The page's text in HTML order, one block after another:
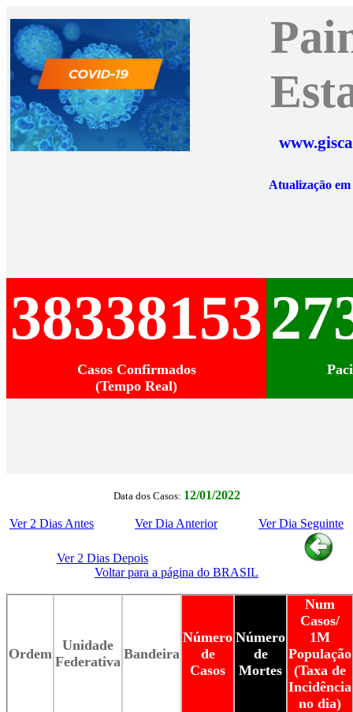
Atualização
38338153
Casos Confirmados
(Tempo Real)
Data dos Casos: 12/01/2022
Ver 2 Dias Antes Ver Dia Anterior Ver Dia Seguinte
Ver 2 Dias Depois
Voltar para a página do BRASIL
Ordem
Unidade
Federativa Bandeira
Número
de
Casos
Número
de
Mortes
Num
Casos/
1M
População
(Taxa de
Incidência
no dia)